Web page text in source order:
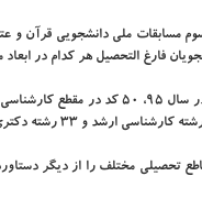
مسابقات ملی دانشجویی قرآن و
فارغ التحصیل هر كدام در